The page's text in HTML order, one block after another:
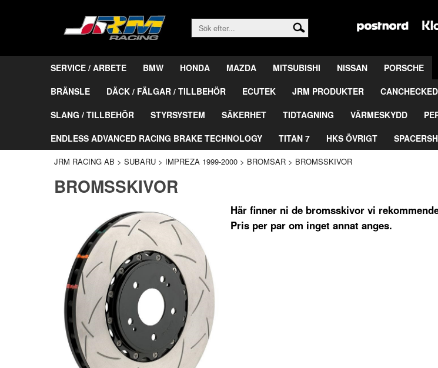
SERVICE / ARBETE BMW HONDA MAZDA MITSUBISHI NISSAN PORSCHE
BRÄNSLE
DÄCK / FÄLGAR / TILLBEHÖR ECUTEK JRM PRODUKTER
SLANG / TILLBEHÖR
STYRSYSTEM SÄKERHET TIDTAGNING VÄRMESKYDD
ENDLESS ADVANCED RACING BRAKE TECHNOLOGY
TITAN 7 HKS ÖVRIGT
JRM RACING AB > SUBARU > IMPREZA 1999-2000 > BROMSAR > BROMSSKIVOR
BROMSSKIVOR
Här finner ni de bromsskivor vi
Pris per par om inget annat anges.